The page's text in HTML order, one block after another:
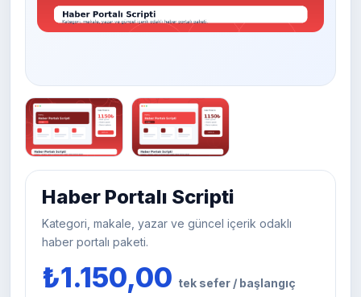
Haber Portalı Scripti
Kategori, makale, yazar ve güncel içerik odaklı
haber portalı paketi.
₺1.150,00 tek sefer / başlangıç